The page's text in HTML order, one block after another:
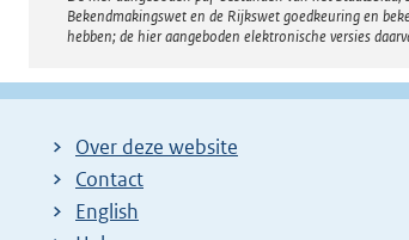
Disclaimer
Bekendmakingswet en de Rijkswet goedkeuring en
hebben; de hier aangeboden elektronische versies
Over deze website
Contact
English